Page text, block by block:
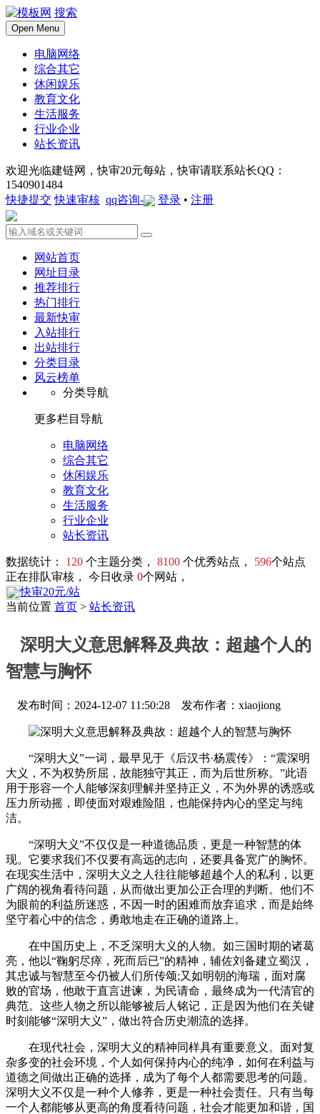
搜索
Open Menu
电脑网络
综合其它
休闲娱乐
教育文化
生活服务
行业企业
站长资讯
欢迎光临建链网，快审20元每站，快审请联系站长QQ：
1540901484
快捷提交 快速审核 qq咨询- 登录 • 注册
网站首页
网址目录
推荐排行
热门排行
最新快审
入站排行
出站排行
分类目录
风云榜单
分类导航
更多栏目导航
电脑网络
综合其它
休闲娱乐
教育文化
生活服务
行业企业
站长资讯
数据统计： 120 个主题分类， 8100 个优秀站点， 596个站点
正在排队审核， 今日收录 0个网站，
快审20元/站
当前位置 首页 > 站长资讯
深明大义意思解释及典故：超越个人的
智慧与胸怀
发布时间：2024-12-07 11:50:28 发布作者：xiaojiong
“深明大义”一词，最早见于《后汉书·杨震传》：“震深明
大义，不为权势所屈，故能独守其正，而为后世所称。”此语
用于形容一个人能够深刻理解并坚持正义，不为外界的诱惑或
压力所动摇，即使面对艰难险阻，也能保持内心的坚定与纯
洁。
“深明大义”不仅仅是一种道德品质，更是一种智慧的体
现。它要求我们不仅要有高远的志向，还要具备宽广的胸怀。
在现实生活中，深明大义之人往往能够超越个人的私利，以更
广阔的视角看待问题，从而做出更加公正合理的判断。他们不
为眼前的利益所迷惑，不因一时的困难而放弃追求，而是始终
坚守着心中的信念，勇敢地走在正确的道路上。
在中国历史上，不乏深明大义的人物。如三国时期的诸葛
亮，他以“鞠躬尽瘁，死而后已”的精神，辅佐刘备建立蜀汉，
其忠诚与智慧至今仍被人们所传颂;又如明朝的海瑞，面对腐
败的官场，他敢于直言进谏，为民请命，最终成为一代清官的
典范。这些人物之所以能够被后人铭记，正是因为他们在关键
时刻能够“深明大义”，做出符合历史潮流的选择。
在现代社会，深明大义的精神同样具有重要意义。面对复
杂多变的社会环境，个人如何保持内心的纯净，如何在利益与
道德之间做出正确的选择，成为了每个人都需要思考的问题。
深明大义不仅是一种个人修养，更是一种社会责任。只有当每
一个人都能够从更高的角度看待问题，社会才能更加和谐，国